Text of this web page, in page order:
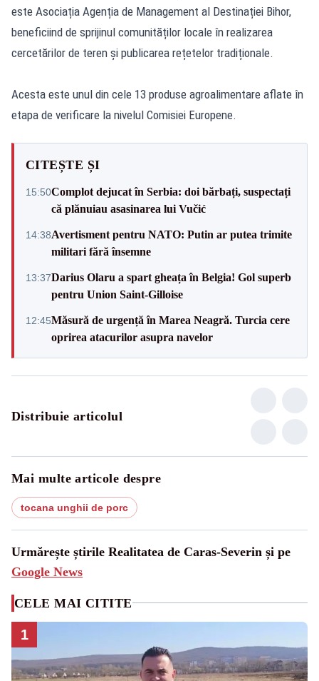
este Asociația Agenția de Management al Destinației Bihor,
beneficiind de sprijinul comunităților locale în realizarea
cercetărilor de teren și publicarea rețetelor tradiționale.
Acesta este unul din cele 13 produse agroalimentare aflate în
etapa de verificare la nivelul Comisiei Europene.
CITEȘTE ȘI
15:50Complot dejucat în Serbia: doi bărbați, suspectați
că plănuiau asasinarea lui Vučić
14:38Avertisment pentru NATO: Putin ar putea trimite
militari fără însemne
13:37Darius Olaru a spart gheața în Belgia! Gol superb
pentru Union Saint-Gilloise
12:45Măsură de urgență în Marea Neagră. Turcia cere
oprirea atacurilor asupra navelor
Distribuie articolul
Mai multe articole despre
tocana unghii de porc
Urmărește știrile Realitatea de Caras-Severin și pe
Google News
CELE MAI CITITE
1